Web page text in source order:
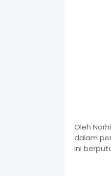
Oleh
dalam
ini